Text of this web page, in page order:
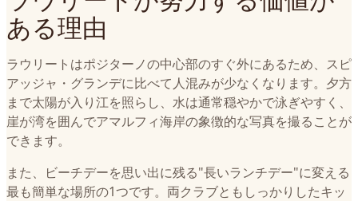
ある理由
ラウリートはポジターノの中心部のすぐ外にあるため、スピ
アッジャ・グランデに比べて人混みが少なくなります。夕方
まで太陽が入り江を照らし、水は通常穏やかで泳ぎやすく、
崖が湾を囲んでアマルフィ海岸の象徴的な写真を撮ることが
できます。
また、ビーチデーを思い出に残る"長いランチデー"に変える
最も簡単な場所の1つです。両クラブともしっかりしたキッ